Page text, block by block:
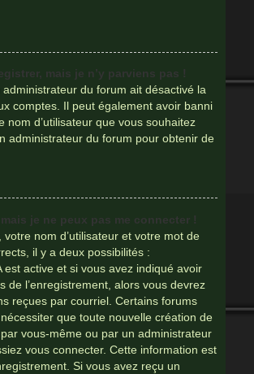
mais je n’y parviens pas !
administrateur du forum ait désactivé la
comptes. Il peut également avoir banni
nom d’utilisateur que vous souhaitez
administrateur du forum pour obtenir de
je ne peux pas me connecter !
nom d’utilisateur et votre mot de
il y a deux possibilités :
est active et si vous avez indiqué avoir
de l’enregistrement, alors vous devrez
reçues par courriel. Certains forums
que toute nouvelle création de
vous-même ou par un administrateur
vous connecter. Cette information est
Si vous avez reçu un